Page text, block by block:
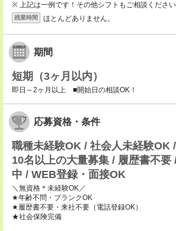
※ 上記は一例です！その他シフトもご相談ください
残業時間 ほとんどありません。
期間
短期（3ヶ月以内）
即日～2ヶ月以上 ■開始日の相談OK！
応募資格・条件
職種未経験OK / 社会人未経験OK
10名以上の大量募集 / 履歴書不要
中 / WEB登録・面接OK
＼無資格＊未経験OK／
★年齢不問・ブランクOK
★履歴書不要・来社不要（電話登録OK）
★社会保険完備